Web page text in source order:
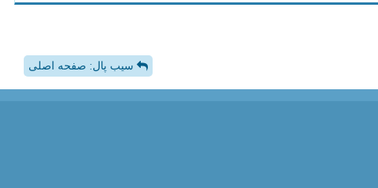
سیب پال: صفحه اصلی